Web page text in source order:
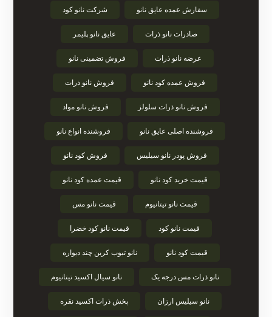
سفارش عمده عایق نانو شرکت نانو کود
صادرات نانو ذرات عایق نانو پلیمر
عرضه نانو ذرات فروش تضمینی نانو
فروش عمده کود نانو فروش نانو ذرات
فروش نانو ذرات سلولز فروش نانو مواد
فروشنده اصلی عایق نانو فروشنده انواع نانو
فروش پودر نانو سیلیس فروش کود نانو
قیمت خرید کود نانو قیمت عمده کود نانو
قیمت نانو تیتانیوم قیمت نانو مس
قیمت نانو کود قیمت نانو کود خضرا
قیمت کود نانو نانو تیوب کربن چند دیواره
نانو ذرات مس درجه یک نانو سیال اکسید تیتانیوم
نانو سیلیس ارزان پخش ذرات اکسید نقره